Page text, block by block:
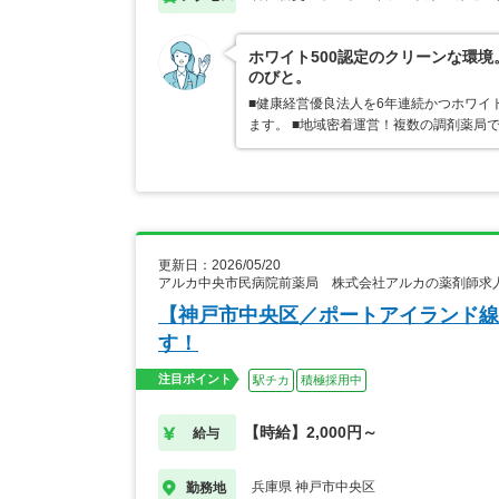
ホワイト500認定のクリーンな環
のびと。
■健康経営優良法人を6年連続かつホワ
ます。 ■地域密着運営！複数の調剤薬局
更新日：2026/05/20
アルカ中央市民病院前薬局 株式会社アルカの薬剤師求
【神戸市中央区／ポートアイラン
す！
注目ポイント 駅チカ 積極採用中
給与 【時給】2,000円～
勤務地 兵庫県 神戸市中央区